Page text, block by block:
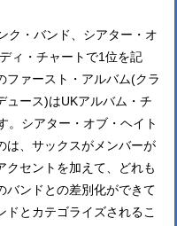
ク・バンド、シアター・オ
ィ・チャートで1位を記
ファースト・アルバム(クラ
ュース)はUKアルバム・チ
。シアター・オブ・ヘイト
は、サックスがメンバーが
クセントを加えて、どれも
バンドとの差別化ができて
とカテゴライズされるこ